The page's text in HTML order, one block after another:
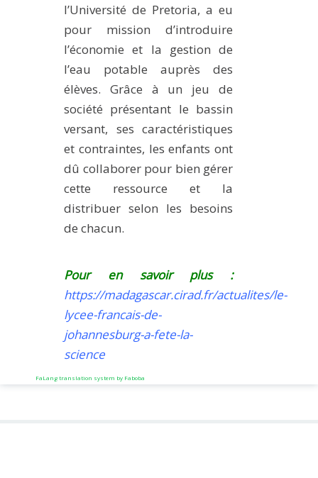
l’Université de Pretoria, a eu
pour mission d’introduire
l’économie et la gestion de
l’eau potable auprès des
élèves. Grâce à un jeu de
société présentant le bassin
versant, ses caractéristiques
et contraintes, les enfants ont
dû collaborer pour bien gérer
cette ressource et la
distribuer selon les besoins
de chacun.
Pour en savoir plus :
https://madagascar.cirad.fr/actualites/le-
lycee-francais-de-
johannesburg-a-fete-la-
science
FaLang translation system by Faboba